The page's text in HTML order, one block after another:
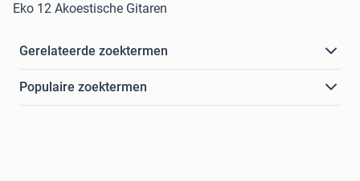
Eko 12 Akoestische Gitaren
Gerelateerde zoektermen
Populaire zoektermen